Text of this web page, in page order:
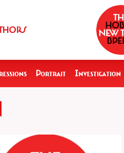
Portrait Investigation